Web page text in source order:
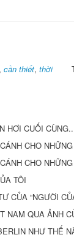
, cần thiết, thời
HƠI CUỐI
CHO
CHO
TÔI
CỦA “NGƯỜI
NAM QUA ẢNH
NHƯ THẾ